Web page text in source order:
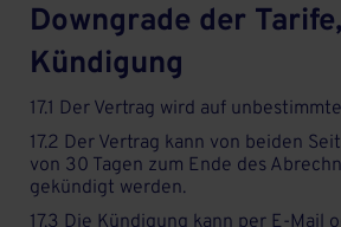
Downgrade der Tarife,
Kündigung
17.1 Der Vertrag wird auf
17.2 Der Vertrag kann von beiden
von 30 Tagen zum Ende des
gekündigt werden.
17.3 Die Kündigung kann per E-Mail